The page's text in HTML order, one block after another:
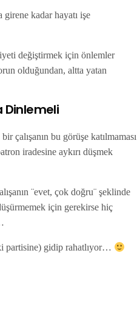
girene kadar hayatı işe
değiştirmek için önlemler
olduğundan, altta yatan
Dinlemeli
bu görüşe katılmaması
iradesine aykırı düşmek
¨evet, çok doğru¨ şeklinde
için gerekirse hiç
partisine) gidip rahatlıyor…